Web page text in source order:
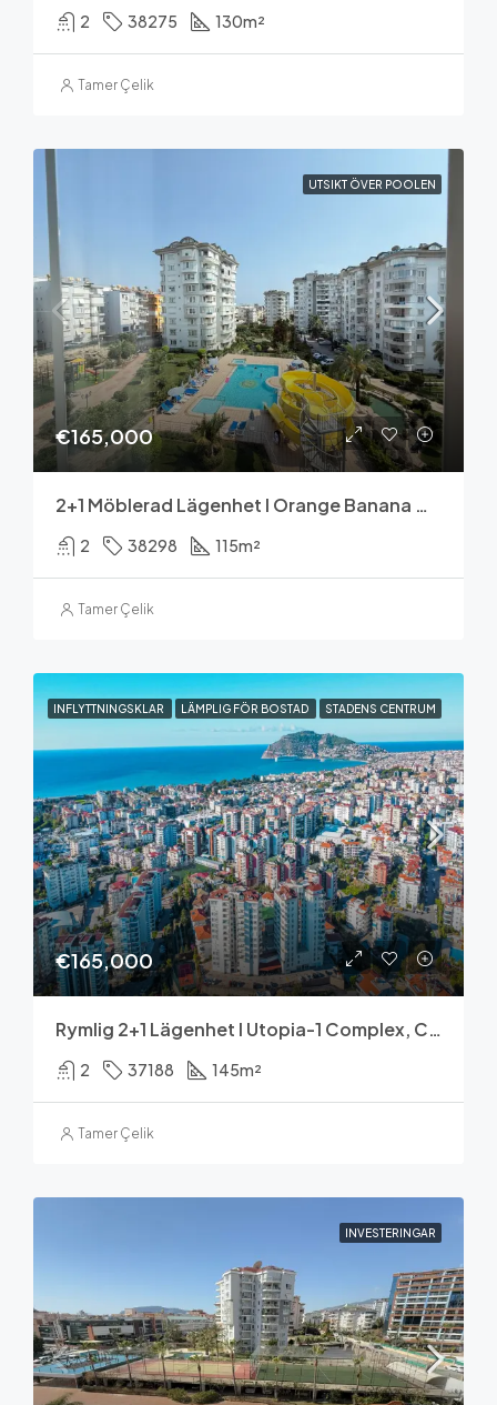
2 38275 130m²
Tamer Çelik
UTSIKT ÖVER POOLEN
€165,000
2+1 Möblerad Lägenhet I Orange Banana Garden, Cikcilli
2 38298 115m²
Tamer Çelik
INFLYTTNINGSKLAR LÄMPLIG FÖR BOSTAD STADENS CENTRUM
€165,000
Rymlig 2+1 Lägenhet I Utopia-1 Complex, Cikcilli
2 37188 145m²
Tamer Çelik
INVESTERINGAR